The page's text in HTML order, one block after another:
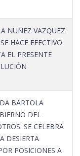
NUÑEZ VAZQUEZ
HACE EFECTIVO
EL PRESENTE
BARTOLA
DEL
SE CELEBRA
DESIERTA
POSICIONES A